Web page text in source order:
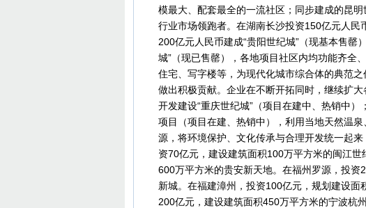
模最大、配套最全的一流社区；同步建成的昆
行业市场领跑者。在湖南长沙投资150亿元人民
200亿元人民币建成“贵阳世纪城”（现基本售罄
城”（现已售罄），各地项目社区内均功能齐全
住宅、写字楼等，为现代化城市综合体的典范
做出积极贡献。企业在不断开拓同时，继续扩
开发建设“重庆世纪城”（项目在建中、热销中
项目（项目在建、热销中），利用当地天然温
源，将环境保护、文化传承与合理开发统一起
资70亿元，建设建筑面积100万平方米的闽江
600万平方米的贵安新天地。在福州罗源，投
新城。在福建漳州，投资100亿元，规划建设
200亿元，建设建筑面积450万平方米的宁波杭